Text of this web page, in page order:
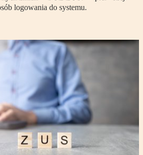
logowania do systemu.